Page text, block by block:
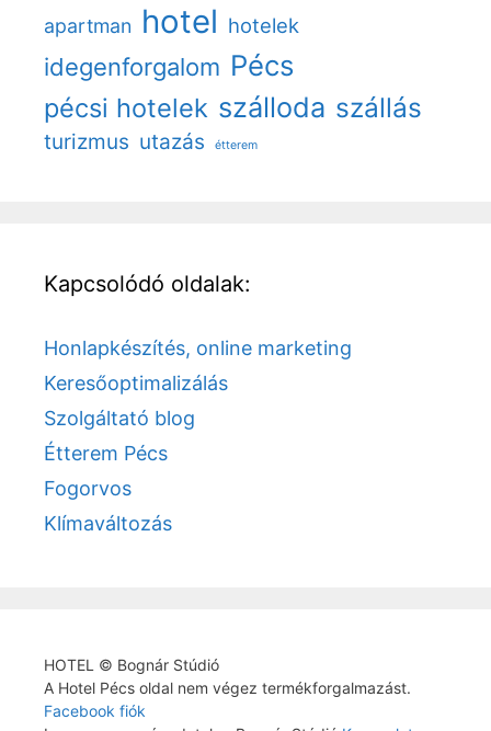
apartman hotel hotelek
idegenforgalom Pécs
pécsi hotelek szálloda szállás
turizmus utazás étterem
Kapcsolódó oldalak:
Honlapkészítés, online marketing
Keresőoptimalizálás
Szolgáltató blog
Étterem Pécs
Fogorvos
Klímaváltozás
HOTEL © Bognár Stúdió
A Hotel Pécs oldal nem végez termékforgalmazást.
Facebook fiók